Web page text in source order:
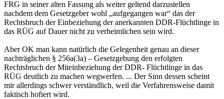
FRG in seiner alten Fassung als weiter geltend darzustellen
nachdem dem Gesetzgeber wohl „aufgegangen war“ das der
Rechtsbruch der Einbeziehung der anerkannten DDR-Flüchtlinge in
das RÜG auf Dauer nicht zu verheimlichen sein wird.
Aber OK man kann natürlich die Gelegenheit genau an dieser
nachträglichen § 256a(3a) – Gesetzgebung den erfolgten
Rechtsbruch der Miteinbeziehung der DDR- Flüchtlinge in das
RÜG deutlich zu machen wegwerfen. ... Der Sinn dessen scheint
mir allerdings schwer verständlich, weil die Verfahrensweise damit
faktisch hofiert wird.